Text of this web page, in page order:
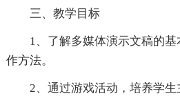
三、教学目标
1、了解多媒体演示文稿的
作方法。
2、通过游戏活动，培养学